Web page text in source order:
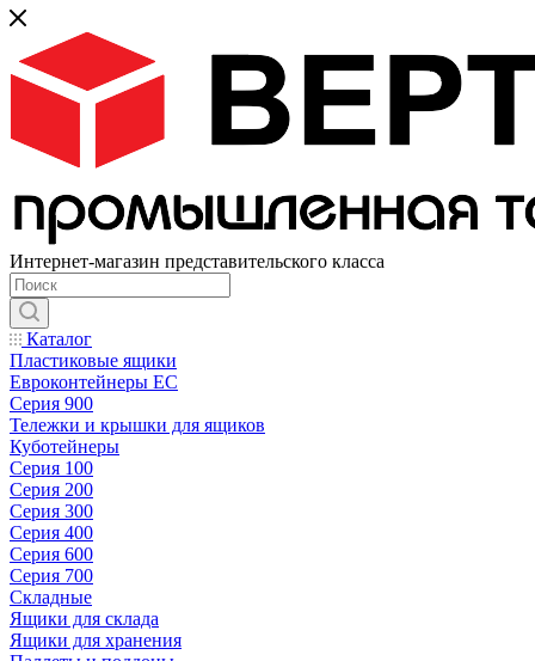
Интернет-магазин представительского класса
Каталог
Пластиковые ящики
Евроконтейнеры ЕС
Серия 900
Тележки и крышки для ящиков
Куботейнеры
Серия 100
Серия 200
Серия 300
Серия 400
Серия 600
Серия 700
Складные
Ящики для склада
Ящики для хранения